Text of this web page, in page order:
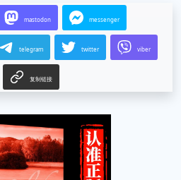
mastodon messenger
telegram twitter viber
复制链接